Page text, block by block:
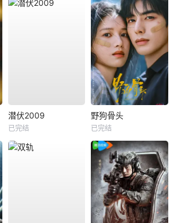
潜伏2009
已完结
野狗骨头
已完结